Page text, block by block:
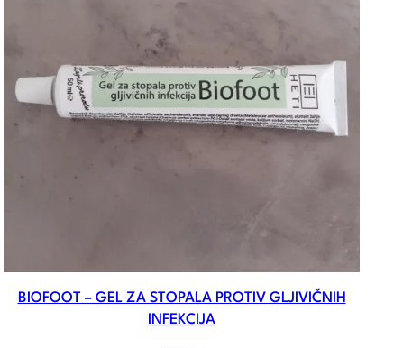
BIOFOOT – GEL ZA STOPALA PROTIV GLJIVIČNIH
INFEKCIJA